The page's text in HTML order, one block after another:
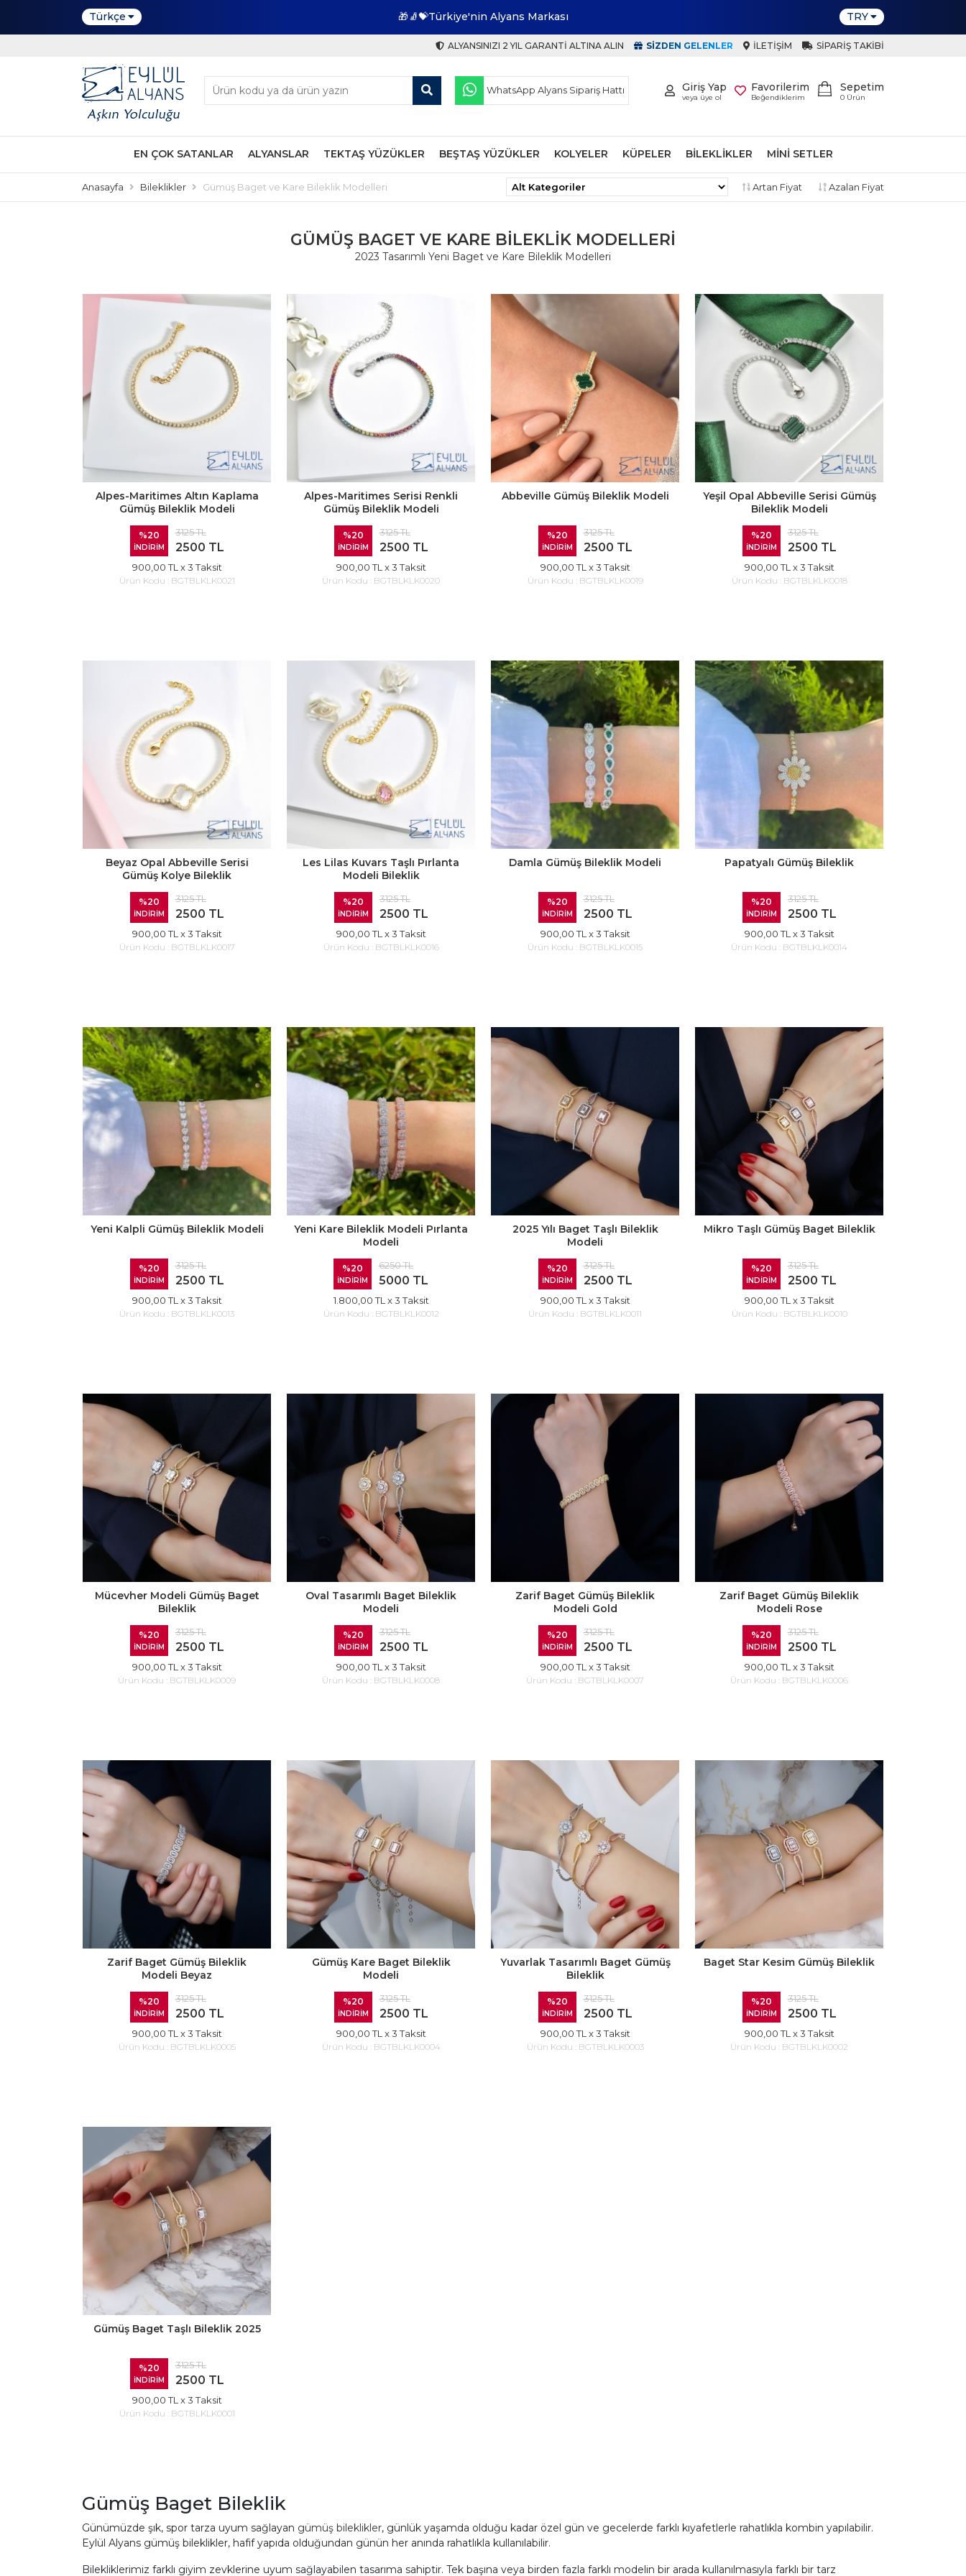
Türkçe 🎁🧦💝Türkiye'nin Alyans Markası TRY
ALYANSINIZI 2 YIL GARANTI ALTINA ALIN SIZDEN GELENLER İLETIŞIM SIPARIŞ TAKIBI
Sepetim
0 Ürün
Favorilerim
Beğendiklerim
Giriş Yap
veya üye ol
WhatsApp Alyans Sipariş Hattı
EN ÇOK SATANLAR ALYANSLAR TEKTAŞ YÜZÜKLER BEŞTAŞ YÜZÜKLER KOLYELER KÜPELER BILEKLIKLER MINI SETLER
Anasayfa Bileklikler Gümüş Baget ve Kare Bileklik Modelleri Artan Fiyat Azalan Fiyat
GÜMÜŞ BAGET VE KARE BILEKLIK MODELLERI
2023 Tasarımlı Yeni Baget ve Kare Bileklik Modelleri
Alpes-Maritimes Altın Kaplama
Gümüş Bileklik Modeli
%20
İNDİRİM
3125 TL
2500 TL
900,00 TL x 3 Taksit
Ürün Kodu : BGTBLKLK0021
Alpes-Maritimes Serisi Renkli
Gümüş Bileklik Modeli
%20
İNDİRİM
3125 TL
2500 TL
900,00 TL x 3 Taksit
Ürün Kodu : BGTBLKLK0020
Abbeville Gümüş Bileklik Modeli
%20
İNDİRİM
3125 TL
2500 TL
900,00 TL x 3 Taksit
Ürün Kodu : BGTBLKLK0019
Yeşil Opal Abbeville Serisi Gümüş
Bileklik Modeli
%20
İNDİRİM
3125 TL
2500 TL
900,00 TL x 3 Taksit
Ürün Kodu : BGTBLKLK0018
Beyaz Opal Abbeville Serisi
Gümüş Kolye Bileklik
%20
İNDİRİM
3125 TL
2500 TL
900,00 TL x 3 Taksit
Ürün Kodu : BGTBLKLK0017
Les Lilas Kuvars Taşlı Pırlanta
Modeli Bileklik
%20
İNDİRİM
3125 TL
2500 TL
900,00 TL x 3 Taksit
Ürün Kodu : BGTBLKLK0016
Damla Gümüş Bileklik Modeli
%20
İNDİRİM
3125 TL
2500 TL
900,00 TL x 3 Taksit
Ürün Kodu : BGTBLKLK0015
Papatyalı Gümüş Bileklik
%20
İNDİRİM
3125 TL
2500 TL
900,00 TL x 3 Taksit
Ürün Kodu : BGTBLKLK0014
Yeni Kalpli Gümüş Bileklik Modeli
%20
İNDİRİM
3125 TL
2500 TL
900,00 TL x 3 Taksit
Ürün Kodu : BGTBLKLK0013
Yeni Kare Bileklik Modeli Pırlanta
Modeli
%20
İNDİRİM
6250 TL
5000 TL
1.800,00 TL x 3 Taksit
Ürün Kodu : BGTBLKLK0012
2025 Yılı Baget Taşlı Bileklik
Modeli
%20
İNDİRİM
3125 TL
2500 TL
900,00 TL x 3 Taksit
Ürün Kodu : BGTBLKLK0011
Mikro Taşlı Gümüş Baget Bileklik
%20
İNDİRİM
3125 TL
2500 TL
900,00 TL x 3 Taksit
Ürün Kodu : BGTBLKLK0010
Mücevher Modeli Gümüş Baget
Bileklik
%20
İNDİRİM
3125 TL
2500 TL
900,00 TL x 3 Taksit
Ürün Kodu : BGTBLKLK0009
Oval Tasarımlı Baget Bileklik
Modeli
%20
İNDİRİM
3125 TL
2500 TL
900,00 TL x 3 Taksit
Ürün Kodu : BGTBLKLK0008
Zarif Baget Gümüş Bileklik
Modeli Gold
%20
İNDİRİM
3125 TL
2500 TL
900,00 TL x 3 Taksit
Ürün Kodu : BGTBLKLK0007
Zarif Baget Gümüş Bileklik
Modeli Rose
%20
İNDİRİM
3125 TL
2500 TL
900,00 TL x 3 Taksit
Ürün Kodu : BGTBLKLK0006
Zarif Baget Gümüş Bileklik
Modeli Beyaz
%20
İNDİRİM
3125 TL
2500 TL
900,00 TL x 3 Taksit
Ürün Kodu : BGTBLKLK0005
Gümüş Kare Baget Bileklik
Modeli
%20
İNDİRİM
3125 TL
2500 TL
900,00 TL x 3 Taksit
Ürün Kodu : BGTBLKLK0004
Yuvarlak Tasarımlı Baget Gümüş
Bileklik
%20
İNDİRİM
3125 TL
2500 TL
900,00 TL x 3 Taksit
Ürün Kodu : BGTBLKLK0003
Baget Star Kesim Gümüş Bileklik
%20
İNDİRİM
3125 TL
2500 TL
900,00 TL x 3 Taksit
Ürün Kodu : BGTBLKLK0002
Gümüş Baget Taşlı Bileklik 2025
%20
İNDİRİM
3125 TL
2500 TL
900,00 TL x 3 Taksit
Ürün Kodu : BGTBLKLK0001
Gümüş Baget Bileklik
Günümüzde şık, spor tarza uyum sağlayan gümüş bileklikler, günlük yaşamda olduğu kadar özel gün ve gecelerde farklı kıyafetlerle rahatlıkla kombin yapılabilir.
Eylül Alyans gümüş bileklikler, hafif yapıda olduğundan günün her anında rahatlıkla kullanılabilir.
Bilekliklerimiz farklı giyim zevklerine uyum sağlayabilen tasarıma sahiptir. Tek başına veya birden fazla farklı modelin bir arada kullanılmasıyla farklı bir tarz